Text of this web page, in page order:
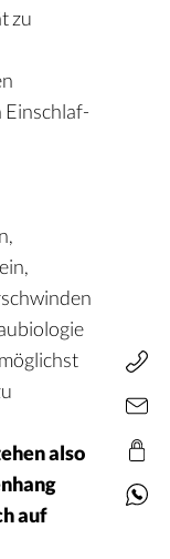
zu
Einschlaf-
also
auf